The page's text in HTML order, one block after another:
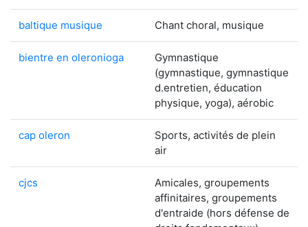
baltique musique Chant choral, musique
bientre en oleronioga
Gymnastique
(gymnastique, gymnastique
d.entretien, éducation
physique, yoga), aérobic
cap oleron
Sports, activités de plein
air
cjcs
Amicales, groupements
affinitaires, groupements
d'entraide (hors défense de